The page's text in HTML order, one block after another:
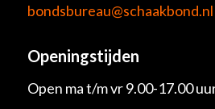
bondsbureau@schaakbond.nl
Openingstijden
Open ma t/m vr 9.00-17.00